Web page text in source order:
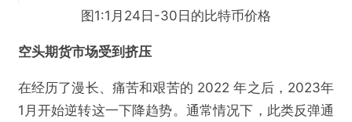
图1:1月24日-30日的比特币价格
空头期货市场受到挤压
在经历了漫长、痛苦和艰苦的 2022 年之后，2023年
1月开始逆转这一下降趋势。通常情况下，此类反弹通